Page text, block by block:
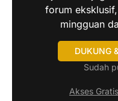
forum
mingguan
DUKUNG
Sudah
Akses